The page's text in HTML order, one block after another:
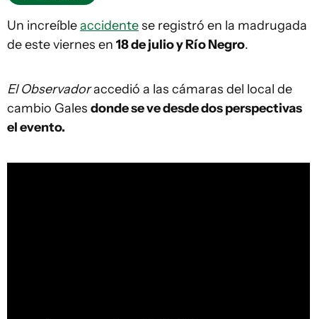
Un increíbleaccidentese registró en la madrugada
de este viernes en 18 de julio y Río Negro.
El Observadoraccedió a las cámaras del local de
cambio Gales donde se ve desde dos perspectivas
el evento.